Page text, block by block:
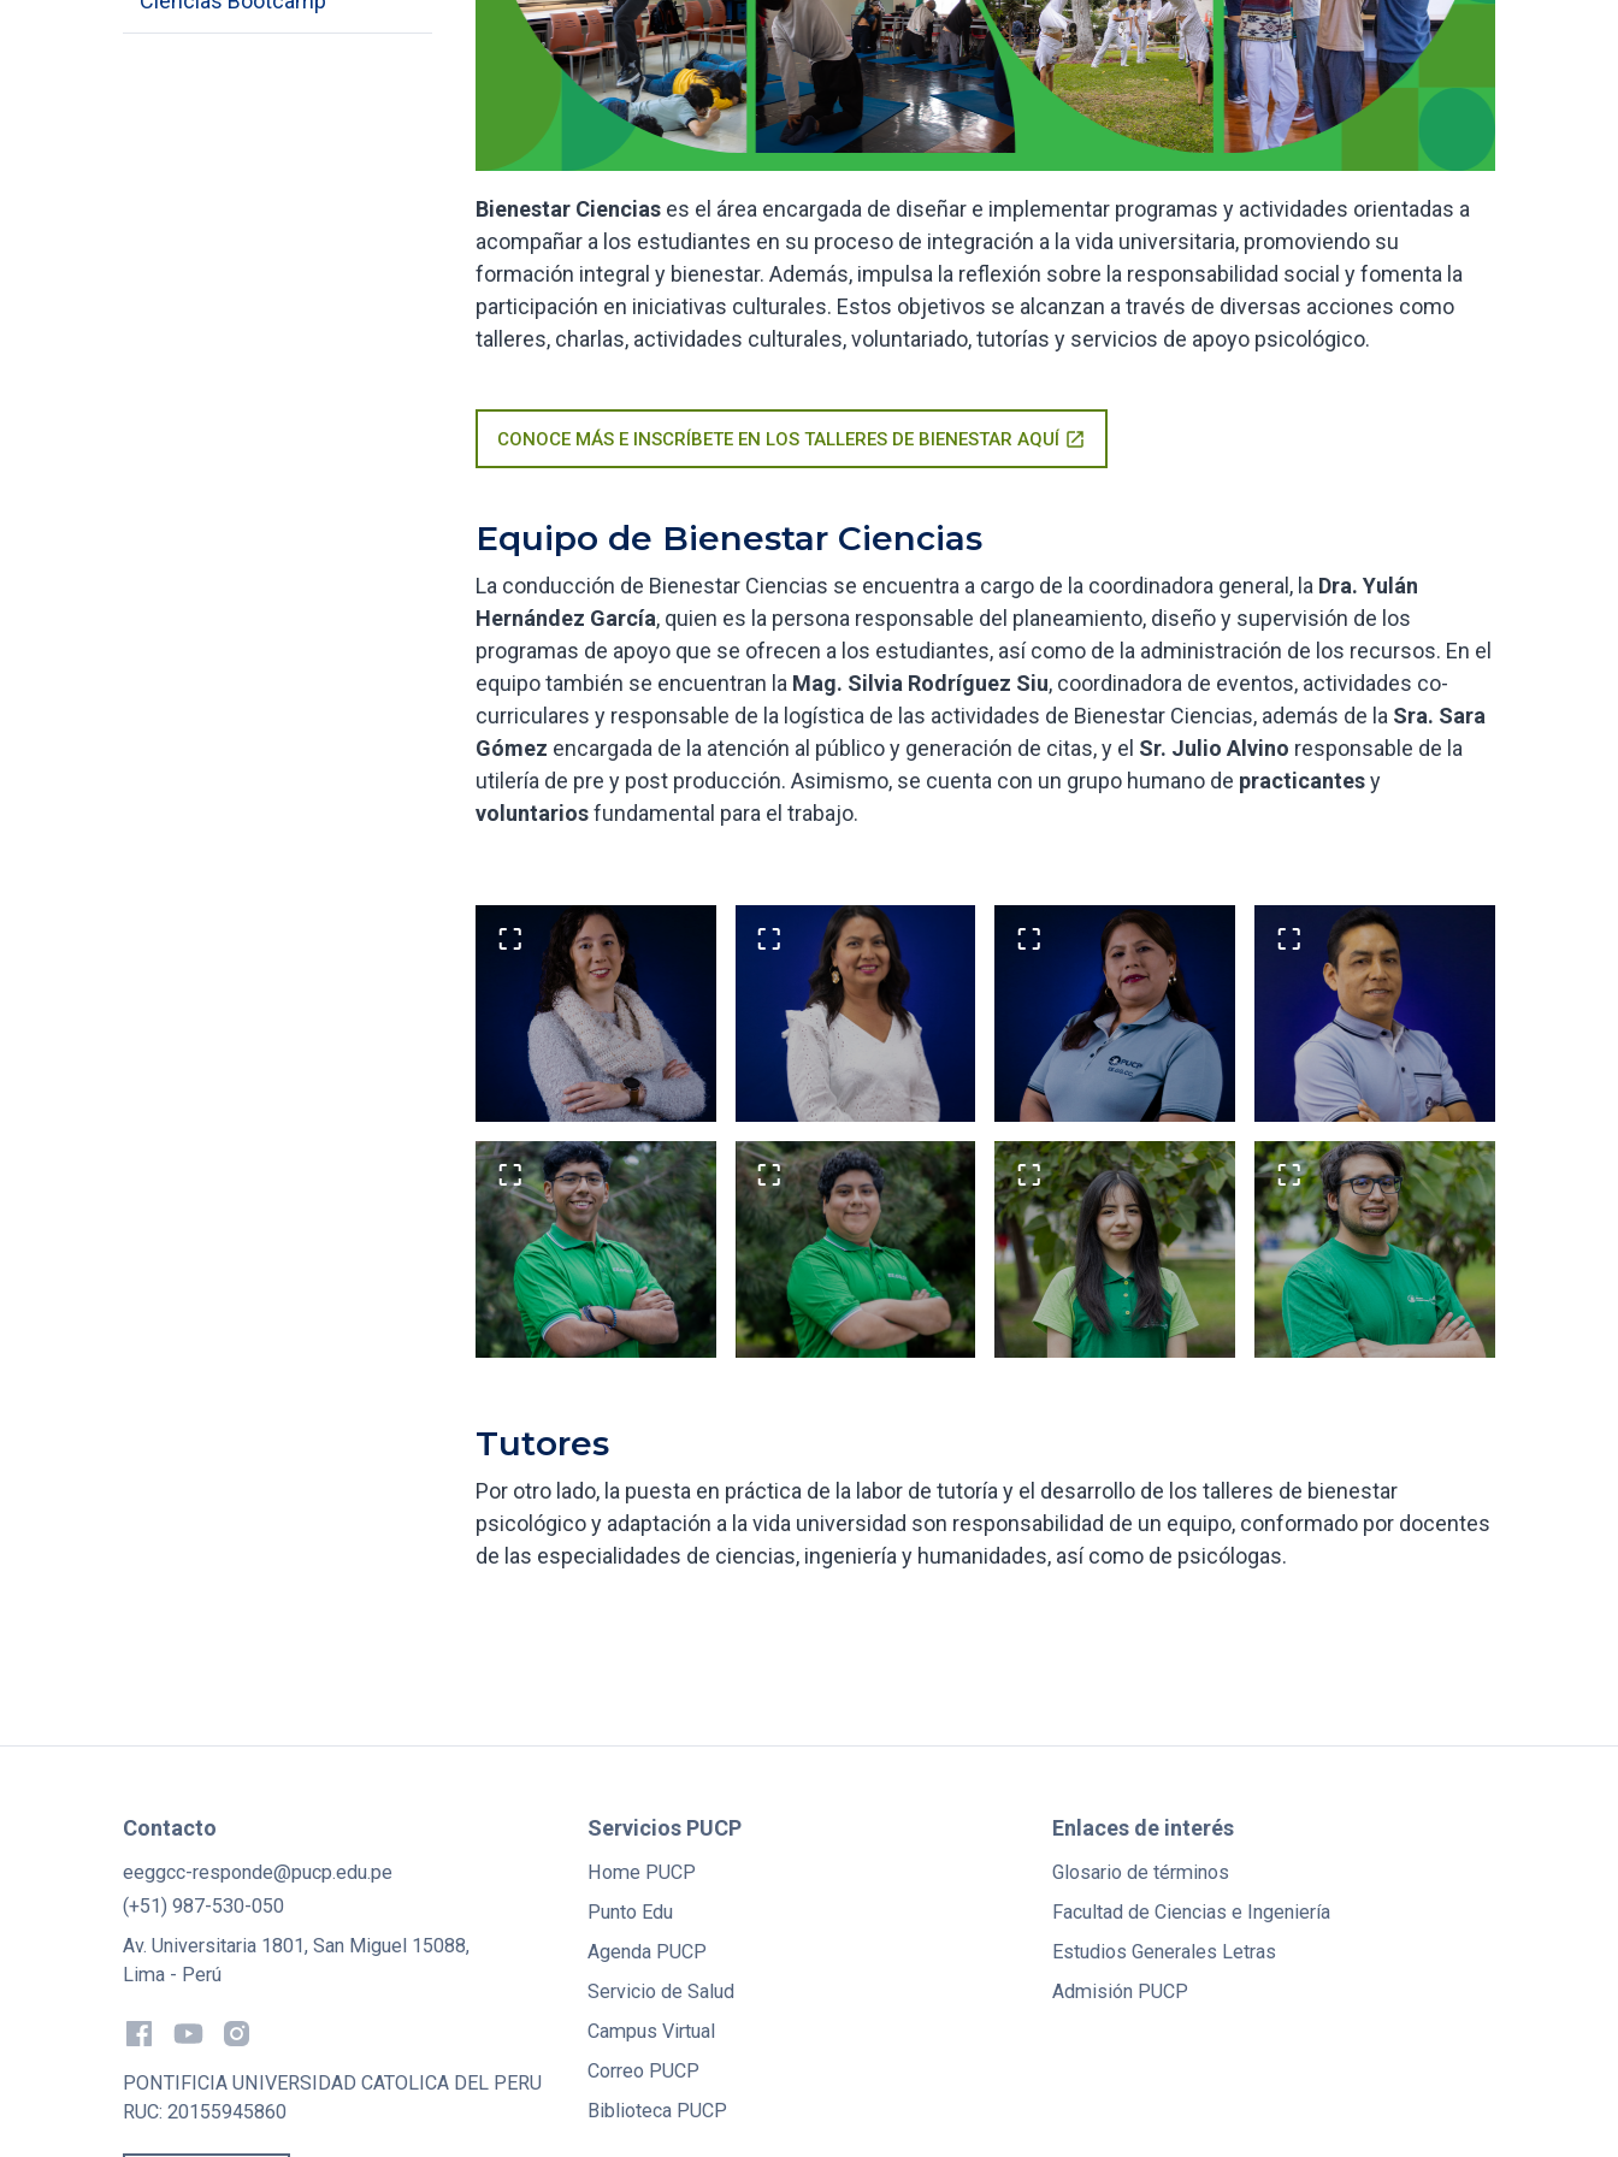
Bienestar Cienciases el área encargada de diseñar e implementar programas y actividades orientadas a
acompañar a los estudiantes en su proceso de integración a la vida universitaria, promoviendo su
formación integral y bienestar. Además, impulsa la reflexión sobre la responsabilidad social y fomenta la
participación en iniciativas culturales. Estos objetivos se alcanzan a través de diversas acciones como
talleres, charlas, actividades culturales, voluntariado, tutorías y servicios de apoyo psicológico.
CONOCE MÁS E INSCRÍBETE EN LOS TALLERES DE BIENESTAR AQUÍ open_in_new
Equipo de Bienestar Ciencias
La conducción de Bienestar Ciencias se encuentra a cargo de la coordinadora general, la Dra. Yulán
Hernández García, quien es la persona responsable del planeamiento, diseño y supervisión de los
programas de apoyo que se ofrecen a los estudiantes, así como de la administración de los recursos. En el
equipo también se encuentran la Mag. Silvia Rodríguez Siu, coordinadora de eventos, actividades co-
curriculares y responsable de la logística de las actividades de Bienestar Ciencias, además de la Sra. Sara
Gómez encargada de la atención al público y generación de citas, y el Sr. Julio Alvino responsable de la
utilería de pre y post producción. Asimismo, se cuenta con un grupo humano de practicantesy
voluntariosfundamental para el trabajo.
Tutores
Por otro lado, la puesta en práctica de la labor de tutoría y el desarrollo de los talleres de bienestar
psicológico y adaptación a la vida universidad son responsabilidad de un equipo, conformado por docentes
de las especialidades de ciencias, ingeniería y humanidades, así como de psicólogas.
Contacto
eeggcc-responde@pucp.edu.pe
(+51) 987-530-050
Av. Universitaria 1801, San Miguel 15088,
Lima - Perú
PONTIFICIA UNIVERSIDAD CATOLICA DEL PERU
RUC: 20155945860
Servicios PUCP
Home PUCP
Punto Edu
Agenda PUCP
Servicio de Salud
Campus Virtual
Correo PUCP
Biblioteca PUCP
Enlaces de interés
Glosario de términos
Facultad de Ciencias e Ingeniería
Estudios Generales Letras
Admisión PUCP